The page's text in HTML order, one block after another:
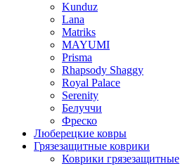
Kunduz
Lana
Matriks
MAYUMI
Prisma
Rhapsody Shaggy
Royal Palace
Serenity
Белуччи
Фреско
Люберецкие ковры
Грязезащитные коврики
Коврики грязезащитные